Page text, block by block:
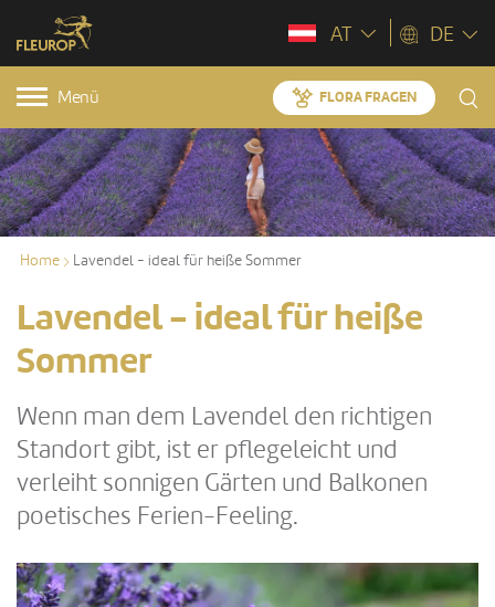
AT DE
Menü FLORA FRAGEN
Home Lavendel - ideal für heiße Sommer
Lavendel - ideal für heiße
Sommer
Wenn man dem Lavendel den richtigen
Standort gibt, ist er pflegeleicht und
verleiht sonnigen Gärten und Balkonen
poetisches Ferien-Feeling.